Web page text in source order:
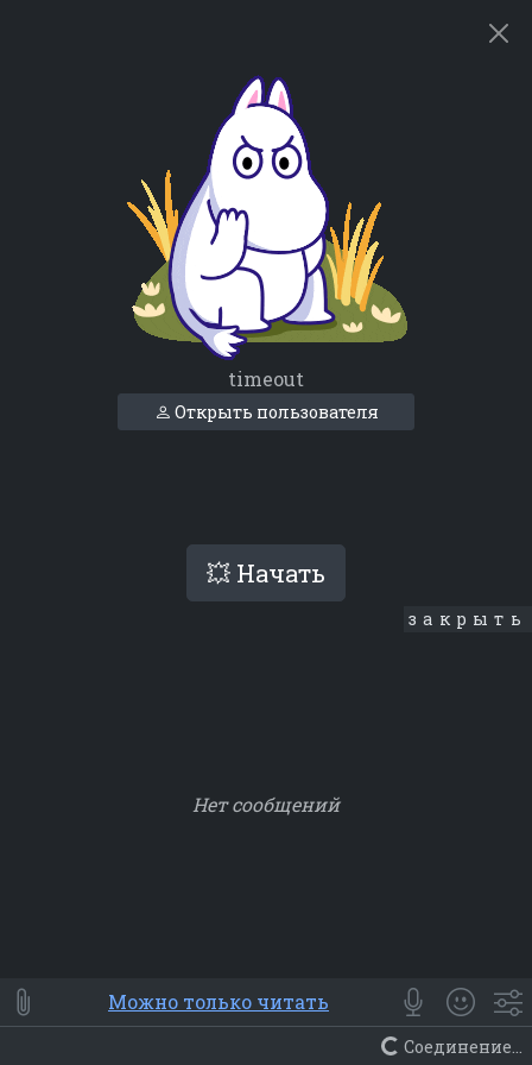
timeout
Открыть пользователя
💥 Начать
закрыть
Нет сообщений
⭐ Мои Smile
😀 Emoji
Смайлики
Люди Животные Еда Объекты
Можно только читать
Соединение...